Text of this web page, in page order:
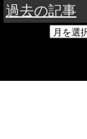
過去の記事